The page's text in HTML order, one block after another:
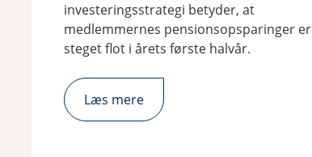
investeringsstrategi betyder, at
medlemmernes pensionsopsparinger er
steget flot i årets første halvår.
Læs mere